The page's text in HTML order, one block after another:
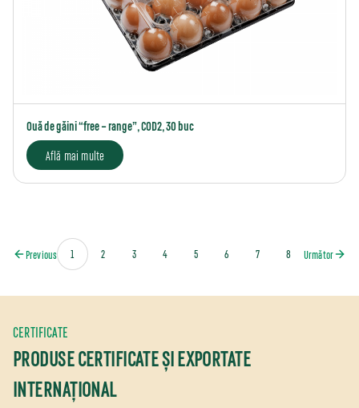
Ouă de găini “free – range”, COD2, 30 buc
Află mai multe
NAVIGARE
ÎN
ARTICOLE
Previous 1 2 3 4 5 6 7 8 Următor
CERTIFICATE
PRODUSE CERTIFICATE ȘI EXPORTATE
INTERNAȚIONAL